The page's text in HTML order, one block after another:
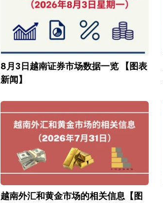
8月3日越南证券市场数据一览 【图表
新闻】
越南外汇和黄金市场的相关信息【图